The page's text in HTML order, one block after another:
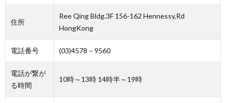
住所
Ree Qing Bldg.3F 156-162 Hennessy,Rd
HongKong
電話番号 (03)4578－9560
電話が繋が
る時間
10時～13時 14時半～19時